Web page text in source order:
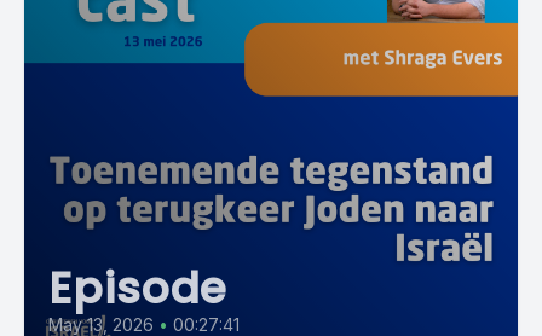
Episode
May 13, 2026 • 00:27:41